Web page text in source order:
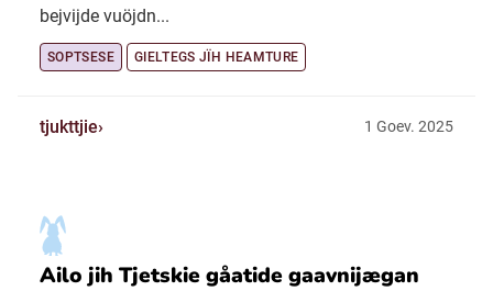
bejvijde vuöjdn...
SOPTSESE GIELTEGS JÏH HEAMTURE
tjukttjie 1 Goev. 2025
Ailo jih Tjetskie gåatide gaavnijægan